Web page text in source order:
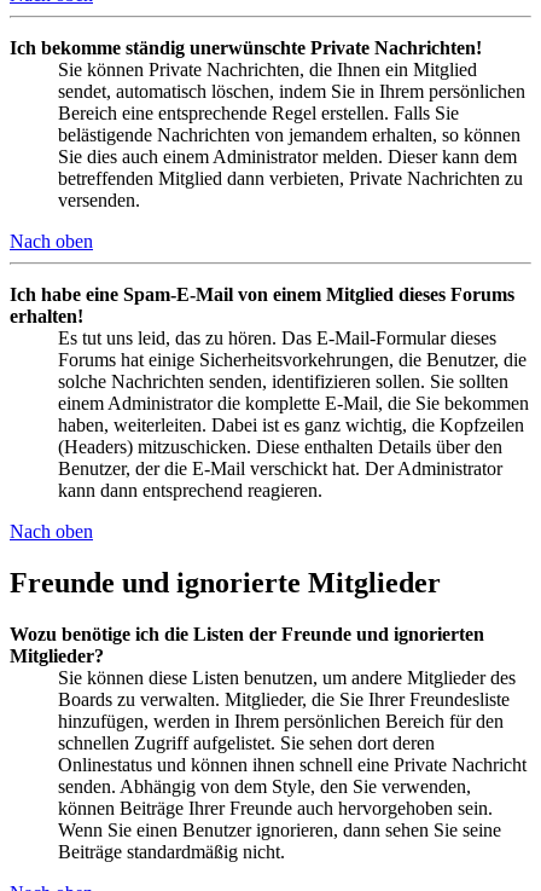
Ich bekomme ständig unerwünschte Private Nachrichten!
Sie können Private Nachrichten, die Ihnen ein Mitglied
sendet, automatisch löschen, indem Sie in Ihrem persönlichen
Bereich eine entsprechende Regel erstellen. Falls Sie
belästigende Nachrichten von jemandem erhalten, so können
Sie dies auch einem Administrator melden. Dieser kann dem
betreffenden Mitglied dann verbieten, Private Nachrichten zu
versenden.
Nach oben
Ich habe eine Spam-E-Mail von einem Mitglied dieses Forums
erhalten!
Es tut uns leid, das zu hören. Das E-Mail-Formular dieses
Forums hat einige Sicherheitsvorkehrungen, die Benutzer, die
solche Nachrichten senden, identifizieren sollen. Sie sollten
einem Administrator die komplette E-Mail, die Sie bekommen
haben, weiterleiten. Dabei ist es ganz wichtig, die Kopfzeilen
(Headers) mitzuschicken. Diese enthalten Details über den
Benutzer, der die E-Mail verschickt hat. Der Administrator
kann dann entsprechend reagieren.
Nach oben
Freunde und ignorierte Mitglieder
Wozu benötige ich die Listen der Freunde und ignorierten
Mitglieder?
Sie können diese Listen benutzen, um andere Mitglieder des
Boards zu verwalten. Mitglieder, die Sie Ihrer Freundesliste
hinzufügen, werden in Ihrem persönlichen Bereich für den
schnellen Zugriff aufgelistet. Sie sehen dort deren
Onlinestatus und können ihnen schnell eine Private Nachricht
senden. Abhängig von dem Style, den Sie verwenden,
können Beiträge Ihrer Freunde auch hervorgehoben sein.
Wenn Sie einen Benutzer ignorieren, dann sehen Sie seine
Beiträge standardmäßig nicht.